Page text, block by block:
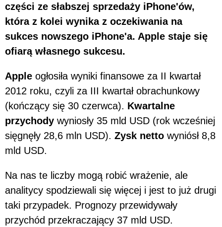
części ze słabszej sprzedaży iPhone'ów,
która z kolei wynika z oczekiwania na
sukces nowszego iPhone'a. Apple staje się
ofiarą własnego sukcesu.
Apple ogłosiła wyniki finansowe za II kwartał
2012 roku, czyli za III kwartał obrachunkowy
(kończący się 30 czerwca). Kwartalne
przychody wyniosły 35 mld USD (rok wcześniej
sięgnęły 28,6 mln USD). Zysk netto wyniósł 8,8
mld USD.
Na nas te liczby mogą robić wrażenie, ale
analitycy spodziewali się więcej i jest to już drugi
taki przypadek. Prognozy przewidywały
przychód przekraczający 37 mld USD.